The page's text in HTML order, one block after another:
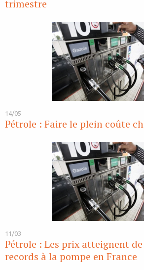
trimestre
14/05
Pétrole : Faire le plein coûte
11/03
Pétrole : Les prix atteignent
records à la pompe en France